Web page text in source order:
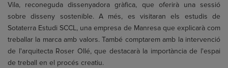
Vila, reconeguda dissenyadora gràfica, que oferirà una sessió
sobre disseny sostenible. A més, es visitaran els estudis de
Sotaterra Estudi SCCL, una empresa de Manresa que explicarà com
treballar la marca amb valors. També comptarem amb la intervenció
de l'arquitecta Roser Ollé, que destacarà la importància de l'espai
de treball en el procés creatiu.